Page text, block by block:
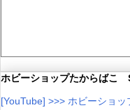
ホビーショップたからばこ
[YouTube] >>> ホビーショ